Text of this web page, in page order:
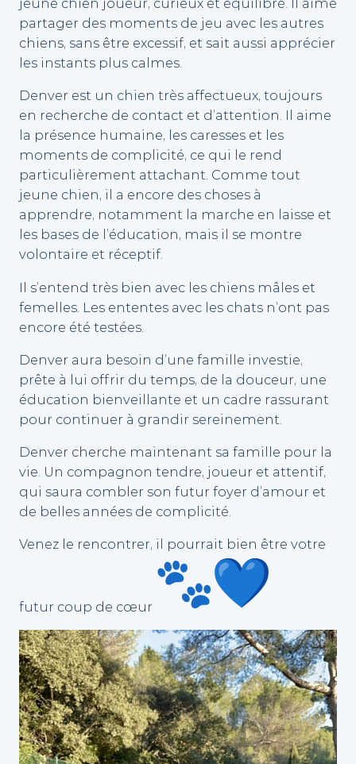
jeune chien joueur, curieux et équilibré. Il aime
partager des moments de jeu avec les autres
chiens, sans être excessif, et sait aussi apprécier
les instants plus calmes.
Denver est un chien très affectueux, toujours
en recherche de contact et d’attention. Il aime
la présence humaine, les caresses et les
moments de complicité, ce qui le rend
particulièrement attachant. Comme tout
jeune chien, il a encore des choses à
apprendre, notamment la marche en laisse et
les bases de l’éducation, mais il se montre
volontaire et réceptif.
Il s’entend très bien avec les chiens mâles et
femelles. Les ententes avec les chats n’ont pas
encore été testées.
Denver aura besoin d’une famille investie,
prête à lui offrir du temps, de la douceur, une
éducation bienveillante et un cadre rassurant
pour continuer à grandir sereinement.
Denver cherche maintenant sa famille pour la
vie. Un compagnon tendre, joueur et attentif,
qui saura combler son futur foyer d’amour et
de belles années de complicité.
Venez le rencontrer, il pourrait bien être votre
futur coup de cœur